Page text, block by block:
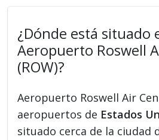
¿Dónde está situado
Aeropuerto Roswell
(ROW)?
Aeropuerto Roswell Air
aeropuertos de Estados
situado cerca de la ciudad